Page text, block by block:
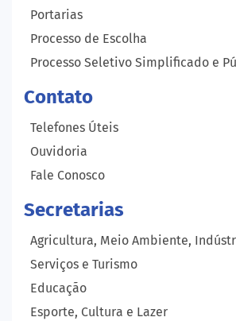
Portarias
Processo de Escolha
Processo Seletivo Simplificado e
Contato
Telefones Úteis
Ouvidoria
Fale Conosco
Secretarias
Agricultura, Meio Ambiente,
Serviços e Turismo
Educação
Esporte, Cultura e Lazer